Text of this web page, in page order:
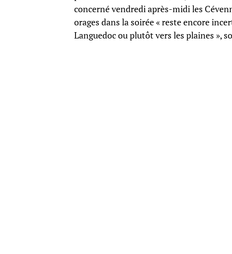
concerné vendredi après-midi les
orages dans la soirée « reste encore
Languedoc ou plutôt vers les plaines »,